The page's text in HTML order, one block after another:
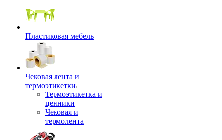
Пластиковая мебель
Чековая лента и
термоэтикетки
Термоэтикетка и
ценники
Чековая и
термолента